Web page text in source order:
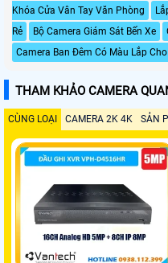
Khóa Cửa Vân Tay Văn Phòng
Rẻ
Bộ Camera Giám Sát Bến Xe
Camera Ban Đêm Có Màu Lắp
THAM KHẢO CAMERA
CÙNG LOẠI CAMERA 2K 4K SẢN